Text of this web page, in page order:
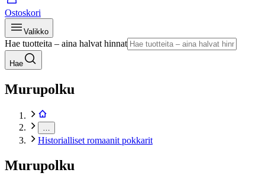
Ostoskori
Valikko
Hae tuotteita – aina halvat hinnat
Hae
Murupolku
Historialliset romaanit pokkarit
Murupolku